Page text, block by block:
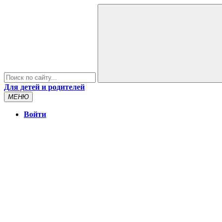
Для детей и родителей
МЕНЮ
Войти